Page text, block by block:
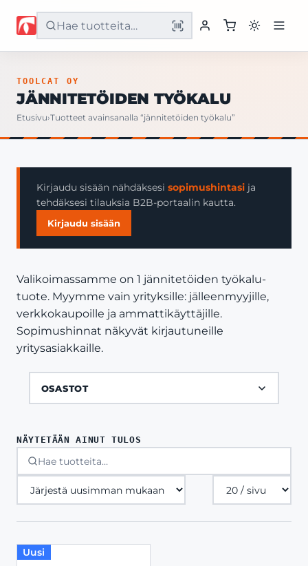
Etusivu
Yritys
Yhteystiedot
TOOLCAT OY
JÄNNITETÖIDEN TYÖKALU
Etusivu›Tuotteet avainsanalla “jännitetöiden työkalu”
Kirjaudu sisään nähdäksesi sopimushintasi ja
tehdäksesi tilauksia B2B-portaalin kautta.
Kirjaudu sisään
Valikoimassamme on 1 jännitetöiden työkalu-
tuote. Myymme vain yrityksille: jälleenmyyjille,
verkkokaupoille ja ammattikäyttäjille.
Sopimushinnat näkyvät kirjautuneille
yritysasiakkaille.
OSASTOT
NÄYTETÄÄN AINUT TULOS
Tuotteita
sivulla
Uusi